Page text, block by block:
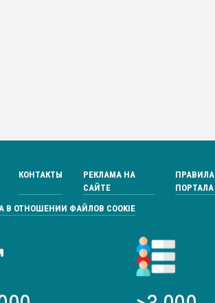
КОНТАКТЫ
РЕКЛАМА НА
САЙТЕ
ПРАВИЛА
ПОРТАЛА
В ОТНОШЕНИИ ФАЙЛОВ COOKIE